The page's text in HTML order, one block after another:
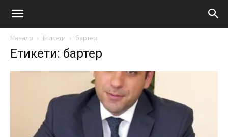
Начало Етикети бартер
Етикети: бартер